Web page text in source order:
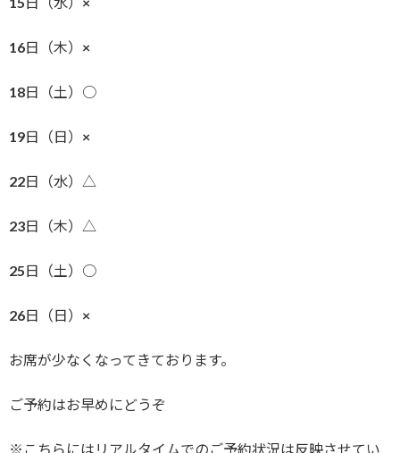
16日（木）×
18日（土）○
19日（日）×
22日（水）△
23日（木）△
25日（土）○
26日（日）×
お席が少なくなってきております。
ご予約はお早めにどうぞ
※こちらにはリアルタイムでのご予約状況は反映させてい